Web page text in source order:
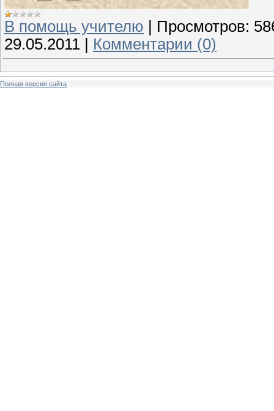
В помощь учителю | Просмотров:
29.05.2011 | Комментарии (0)
Полная версия сайта